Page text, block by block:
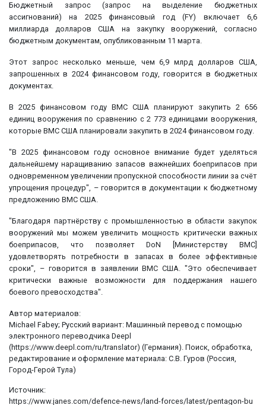
Бюджетный запрос (запрос на выделение бюджетных
ассигнований) на 2025 финансовый год (FY) включает 6,6
миллиарда долларов США на закупку вооружений, согласно
бюджетным документам, опубликованным 11 марта.
Этот запрос несколько меньше, чем 6,9 млрд долларов США,
запрошенных в 2024 финансовом году, говорится в бюджетных
документах.
В 2025 финансовом году ВМС США планируют закупить 2 656
единиц вооружения по сравнению с 2 773 единицами вооружения,
которые ВМС США планировали закупить в 2024 финансовом году.
"В 2025 финансовом году основное внимание будет уделяться
дальнейшему наращиванию запасов важнейших боеприпасов при
одновременном увеличении пропускной способности линии за счёт
упрощения процедур", – говорится в документации к бюджетному
предложению ВМС США.
"Благодаря партнёрству с промышленностью в области закупок
вооружений мы можем увеличить мощность критически важных
боеприпасов, что позволяет DoN [Министерству ВМС]
удовлетворять потребности в запасах в более эффективные
сроки", – говорится в заявлении ВМС США. "Это обеспечивает
критически важные возможности для поддержания нашего
боевого превосходства".
Автор материалов:
Michael Fabey; Русский вариант: Машинный перевод с помощью
электронного переводчика Deepl
(https://www.deepl.com/ru/translator) (Германия). Поиск, обработка,
редактирование и оформление материала: С.В. Гуров (Россия,
Город-Герой Тула)
Источник:
https://www.janes.com/defence-news/land-forces/latest/pentagon-bu